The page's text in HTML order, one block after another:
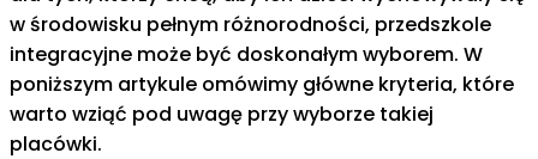
w środowisku pełnym różnorodności, przedszkole
integracyjne może być doskonałym wyborem. W
poniższym artykule omówimy główne kryteria, które
warto wziąć pod uwagę przy wyborze takiej
placówki.